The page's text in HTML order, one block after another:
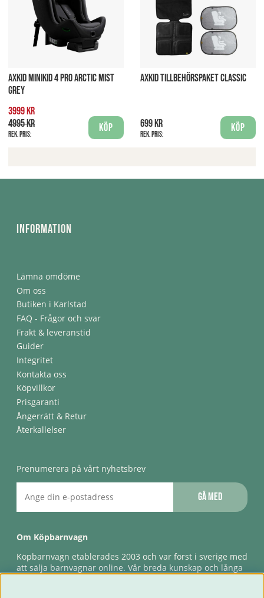
AXKID MINIKID 4 PRO ARCTIC MIST
GREY
3999 kr
4995 kr
Rek. pris:
Köp
AXKID TILLBEHÖRSPAKET CLASSIC
699 kr
Rek. pris:
Köp
Information
Lämna omdöme
Om oss
Butiken i Karlstad
FAQ - Frågor och svar
Frakt & leveranstid
Guider
Integritet
Kontakta oss
Köpvillkor
Prisgaranti
Ångerrätt & Retur
Återkallelser
Prenumerera på vårt nyhetsbrev
Gå med
Om Köpbarnvagn
Köpbarnvagn etablerades 2003 och var först i sverige med
att sälja barnvagnar online. Vår breda kunskap och långa